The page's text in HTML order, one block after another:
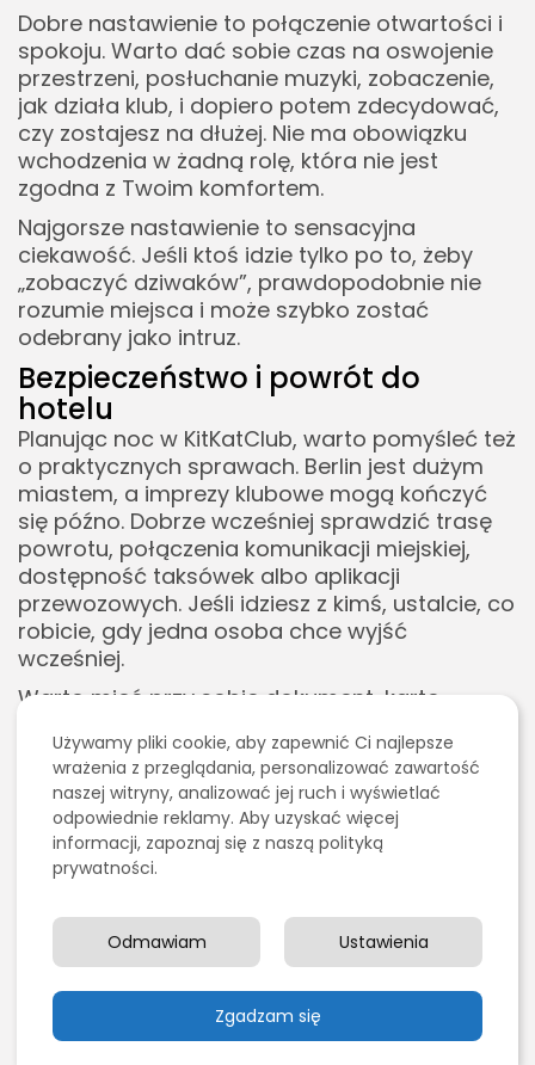
Dobre nastawienie to połączenie otwartości i
spokoju. Warto dać sobie czas na oswojenie
przestrzeni, posłuchanie muzyki, zobaczenie,
jak działa klub, i dopiero potem zdecydować,
czy zostajesz na dłużej. Nie ma obowiązku
wchodzenia w żadną rolę, która nie jest
zgodna z Twoim komfortem.
Najgorsze nastawienie to sensacyjna
ciekawość. Jeśli ktoś idzie tylko po to, żeby
„zobaczyć dziwaków”, prawdopodobnie nie
rozumie miejsca i może szybko zostać
odebrany jako intruz.
Bezpieczeństwo i powrót do
hotelu
Planując noc w KitKatClub, warto pomyśleć też
o praktycznych sprawach. Berlin jest dużym
miastem, a imprezy klubowe mogą kończyć
się późno. Dobrze wcześniej sprawdzić trasę
powrotu, połączenia komunikacji miejskiej,
dostępność taksówek albo aplikacji
przewozowych. Jeśli idziesz z kimś, ustalcie, co
robicie, gdy jedna osoba chce wyjść
wcześniej.
Warto mieć przy sobie dokument, kartę
telefon. Jednocześnie telefon powinien służyć
do kontaktu i organizacji, a nie do nagrywania
czegokolwiek w klubie. Dobrze też zadbać o
okrycie na drogę powrotną, szczególnie jeśli
stylizacja klubowa jest bardzo lekka.
skupić się na doświadczeniu, zamiast w
środku nocy nerwowo zastanawiać się, jak
wrócić do noclegu.
KitKatClub a kultura Berlina
Używamy pliki cookie, aby zapewnić Ci najlepsze
wrażenia z przeglądania, personalizować zawartość
naszej witryny, analizować jej ruch i wyświetlać
odpowiednie reklamy. Aby uzyskać więcej
informacji, zapoznaj się z naszą polityką
prywatności.
Zgadzam się
Ustawienia
Odmawiam